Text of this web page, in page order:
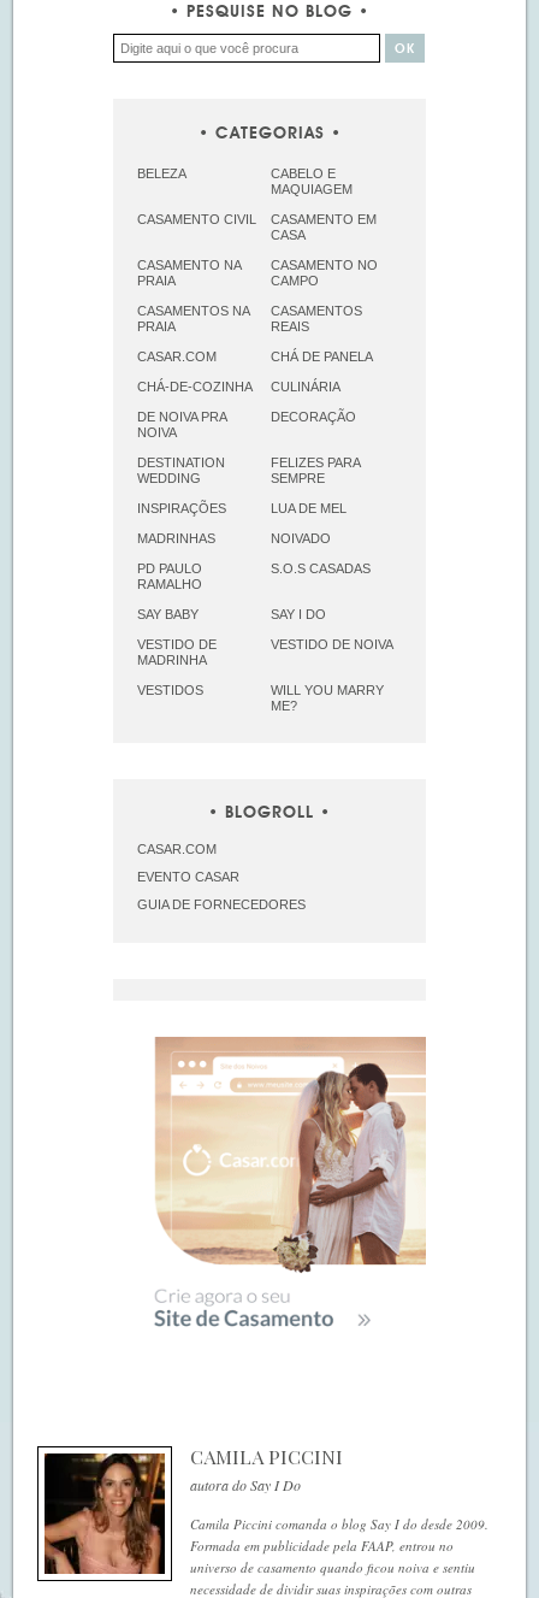
PESQUISE NO BLOG
CATEGORIAS
BELEZA
CABELO E
MAQUIAGEM
CASAMENTO CIVIL
CASAMENTO EM
CASA
CASAMENTO NA
PRAIA
CASAMENTO NO
CAMPO
CASAMENTOS NA
PRAIA
CASAMENTOS
REAIS
CASAR.COM CHÁ DE PANELA
CHÁ-DE-COZINHA CULINÁRIA
DE NOIVA PRA
NOIVA
DECORAÇÃO
DESTINATION
WEDDING
FELIZES PARA
SEMPRE
INSPIRAÇÕES LUA DE MEL
MADRINHAS NOIVADO
PD PAULO
RAMALHO
S.O.S CASADAS
SAY BABY SAY I DO
VESTIDO DE
MADRINHA
VESTIDO DE NOIVA
VESTIDOS
WILL YOU MARRY
ME?
BLOGROLL
CASAR.COM
EVENTO CASAR
GUIA DE FORNECEDORES
CAMILA PICCINI
autora do Say I Do
Camila Piccini comanda o blog Say I do desde 2009.
Formada em publicidade pela FAAP, entrou no
universo de casamento quando ficou noiva e sentiu
necessidade de dividir suas inspirações com outras